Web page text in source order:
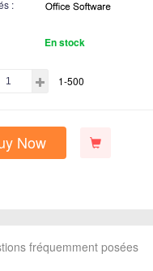
:
En stock
1-500
Now
fréquemment posées